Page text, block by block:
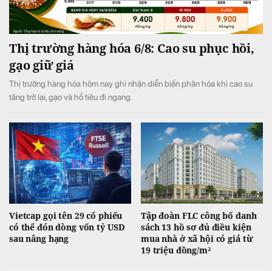
Thị trường hàng hóa 6/8: Cao su phục hồi,
gạo giữ giá
Thị trường hàng hóa hôm nay ghi nhận diễn biến phân hóa khi cao su
tăng trở lại, gạo và hồ tiêu đi ngang.
Vietcap gọi tên 29 cổ phiếu
có thể đón dòng vốn tỷ USD
sau nâng hạng
Tập đoàn FLC công bố danh
sách 13 hồ sơ đủ điều kiện
mua nhà ở xã hội có giá từ
19 triệu đồng/m²